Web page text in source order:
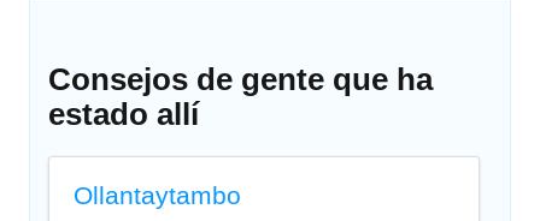
Consejos de gente que ha
estado allí
Ollantaytambo